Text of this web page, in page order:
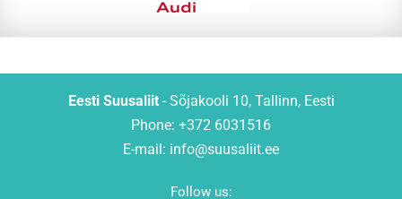
Eesti Suusaliit- Sõjakooli 10, Tallinn, Eesti
Phone: +372 6031516
E-mail: info@suusaliit.ee
Follow us: